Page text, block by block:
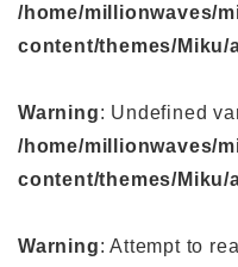
/home/millionwaves/
content/themes/Miku/
Warning: Undefined
/home/millionwaves/
content/themes/Miku/
Warning: Attempt to